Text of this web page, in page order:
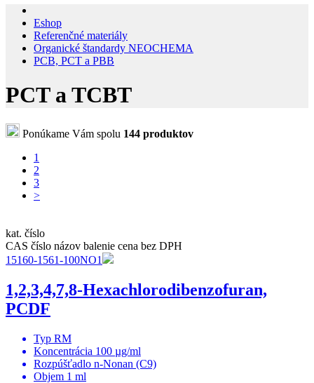
Eshop
Referenčné materiály
Organické štandardy NEOCHEMA
PCB, PCT a PBB
PCT a TCBT
Ponúkame Vám spolu 144 produktov
1
2
3
>
kat. číslo
CAS číslo názov balenie cena bez DPH
15160-1561-100NO1
1,2,3,4,7,8-Hexachlorodibenzofuran,
PCDF
Typ RM
Koncentrácia 100 µg/ml
Rozpúšťadlo n-Nonan (C9)
Objem 1 ml